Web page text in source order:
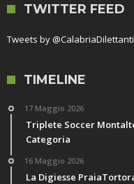
TWITTER FEED
Tweets by
TIMELINE
17 Maggio 2026
Triplete Soccer
Categoria
16 Maggio 2026
La Digiesse